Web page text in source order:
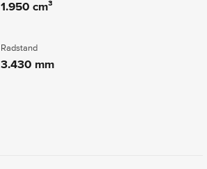
1.950 cm³
Radstand
3.430 mm